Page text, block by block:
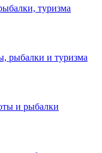
туризма
рыбалки и туризма
и рыбалки